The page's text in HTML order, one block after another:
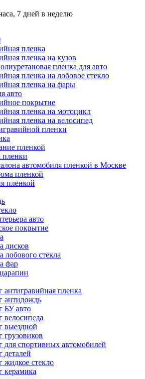
7 дней в неделю
пленка
пленка на кузов
пленка для авто
пленка на лобовое стекло
пленка на фары
авто
покрытие
пленка на мотоцикл
пленка на велосипед
пленки
пленкой
автомобиля пленкой в Москве
пленкой
пленкой
авто
покрытие
дисков
лобового стекла
фар
антигравийная пленка
антидождь
БУ авто
велосипеда
выездной
грузовиков
для спортивных автомобилей
деталей
жидкое стекло
керамика